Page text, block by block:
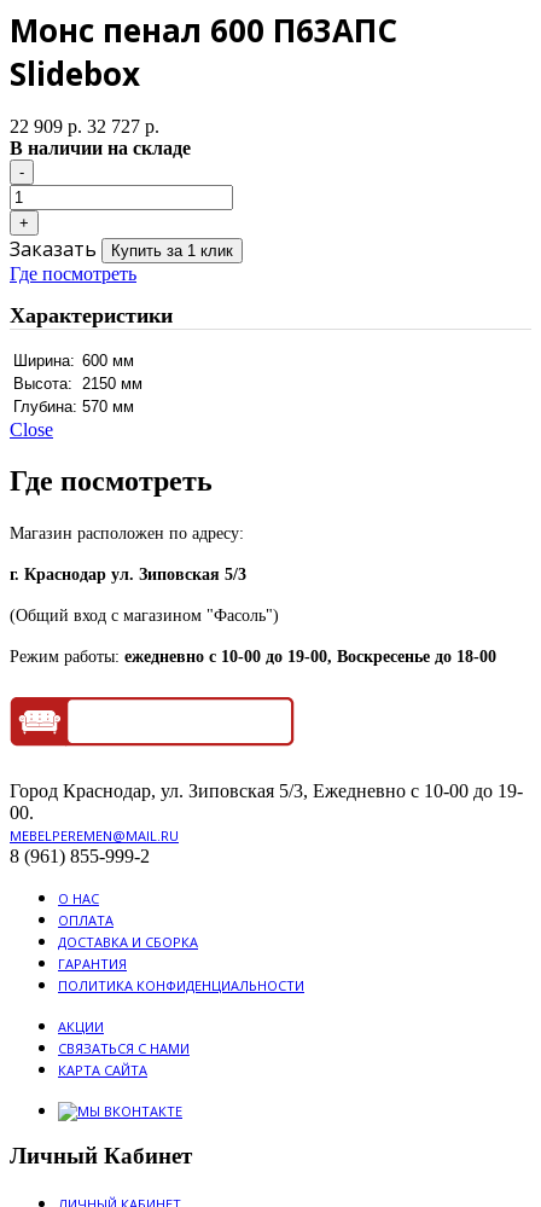
Монс пенал 600 П63АПС
Slidebox
22 909 р. 32 727 р.
В наличии на складе
Заказать Купить за 1 клик
Где посмотреть
Характеристики
Ширина: 600 мм
Высота:
2150 мм
Глубина: 570 мм
Close
Где посмотреть
Магазин расположен по адресу:
г. Краснодар ул. Зиповская 5/3
(Общий вход с магазином "Фасоль")
Режим работы: ежедневно с 10-00 до 19-00, Воскресенье до 18-00
Город Краснодар, ул. Зиповская 5/3, Ежедневно с 10-00 до 19-
00.
MEBELPEREMEN@MAIL.RU
8 (961) 855-999-2
О НАС
ОПЛАТА
ДОСТАВКА И СБОРКА
ГАРАНТИЯ
ПОЛИТИКА КОНФИДЕНЦИАЛЬНОСТИ
АКЦИИ
СВЯЗАТЬСЯ С НАМИ
КАРТА САЙТА
Личный Кабинет